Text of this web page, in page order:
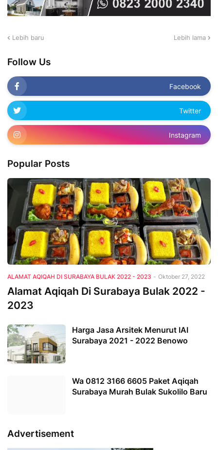
Lebih baru Lebih lama
Follow Us
Facebook
Twitter
Instagram
Popular Posts
ALAMAT AQIQAH DI SURABAYA BULAK 2022 - 2023 - Oktober 27, 2022
Alamat Aqiqah Di Surabaya Bulak 2022 -
2023
Harga Jasa Arsitek Menurut IAI
Surabaya 2021 - 2022 Benowo
Wa 0812 3166 6605 Paket Aqiqah
Surabaya Murah Bulak Sukolilo Baru
Advertisement